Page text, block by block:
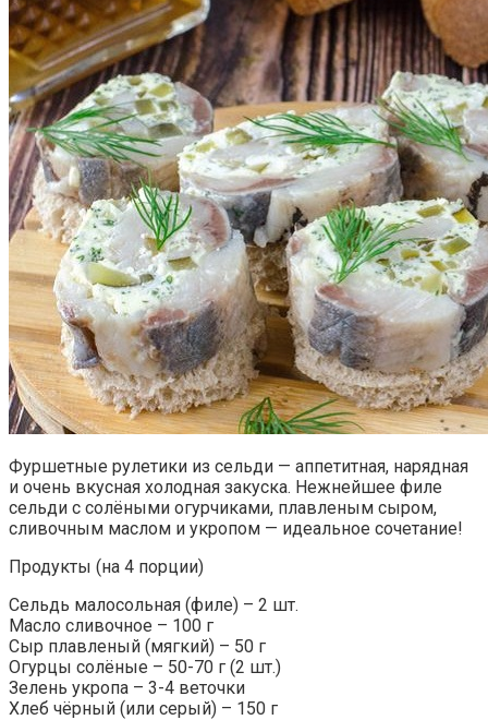
Фуршетные рулетики из сельди — аппетитная, нарядная
и очень вкусная холодная закуска. Нежнейшее филе
сельди с солёными огурчиками, плавленым сыром,
сливочным маслом и укропом — идеальное сочетание!
Продукты (на 4 порции)
Сельдь малосольная (филе) – 2 шт.
Масло сливочное – 100 г
Сыр плавленый (мягкий) – 50 г
Огурцы солёные – 50-70 г (2 шт.)
Зелень укропа – 3-4 веточки
Хлеб чёрный (или серый) – 150 г